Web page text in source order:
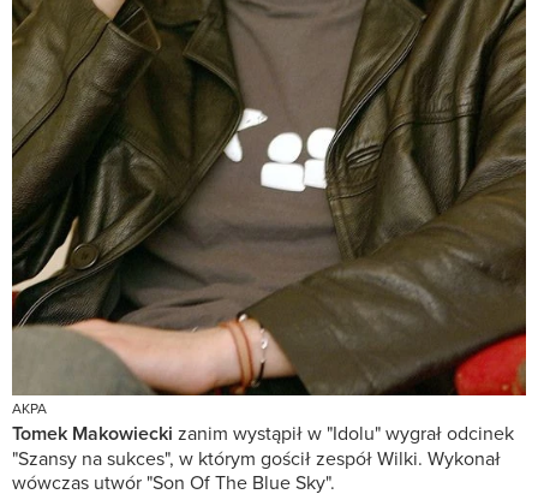
AKPA
Tomek Makowiecki zanim wystąpił w "Idolu" wygrał odcinek
"Szansy na sukces", w którym gościł zespół Wilki. Wykonał
wówczas utwór "Son Of The Blue Sky".